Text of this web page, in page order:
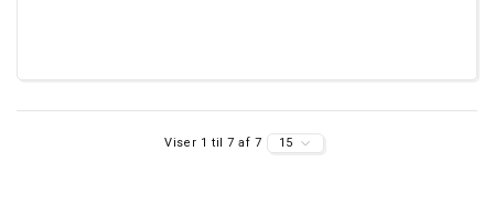
Viser 1 til 7 af 7 15